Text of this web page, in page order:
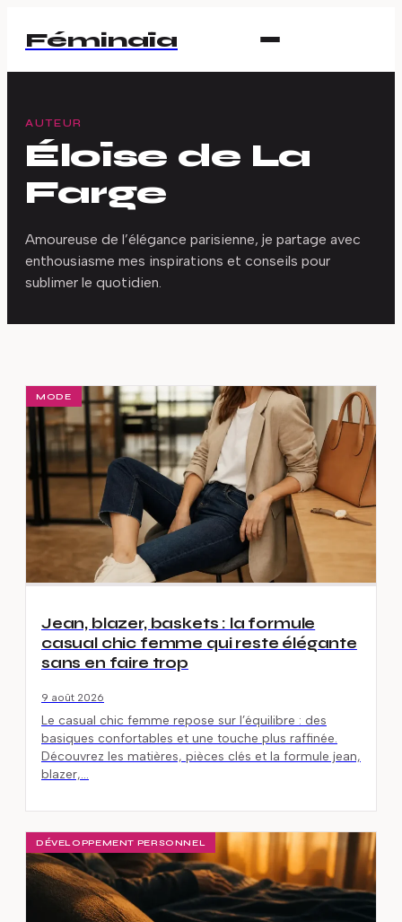
Féminaïa
AUTEUR
Éloïse de La
Farge
Amoureuse de l’élégance parisienne, je partage avec
enthousiasme mes inspirations et conseils pour
sublimer le quotidien.
MODE
Jean, blazer, baskets : la formule
casual chic femme qui reste élégante
sans en faire trop
9 août 2026
Le casual chic femme repose sur l’équilibre : des
basiques confortables et une touche plus raffinée.
Découvrez les matières, pièces clés et la formule jean,
blazer,…
DÉVELOPPEMENT PERSONNEL